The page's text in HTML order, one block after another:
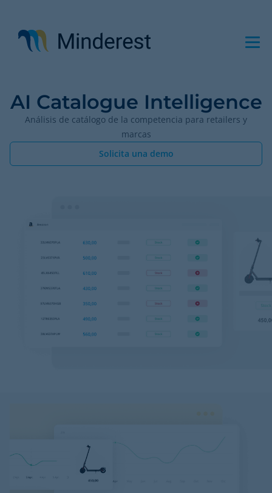
contenido
principal
AI Catalogue Intelligence
Análisis de catálogo de la competencia para retailers y
marcas
Solicita una demo